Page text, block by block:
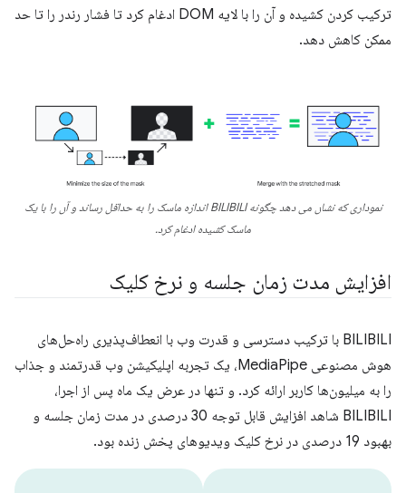
ترکیب کردن کشیده و آن را با لایه DOM ادغام کرد تا فشار رندر را تا حد
ممکن کاهش دهد.
نموداری که نشان می دهد چگونه BILIBILI اندازه ماسک را به حداقل رساند و آن را با یک
ماسک کشیده ادغام کرد.
افزایش مدت زمان جلسه و نرخ کلیک
BILIBILI با ترکیب دسترسی و قدرت وب با انعطاف‌پذیری راه‌حل‌های
هوش مصنوعی MediaPipe، یک تجربه اپلیکیشن وب قدرتمند و جذاب
را به میلیون‌ها کاربر ارائه کرد. و تنها در عرض یک ماه پس از اجرا،
BILIBILI شاهد افزایش قابل توجه 30 درصدی در مدت زمان جلسه و
بهبود 19 درصدی در نرخ کلیک ویدیوهای پخش زنده بود.